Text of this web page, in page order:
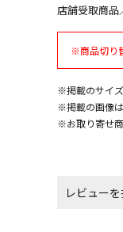
店舗受取商
※商品切り
※掲載のサイズ
※掲載の画像
※お取り寄せ
レビュー